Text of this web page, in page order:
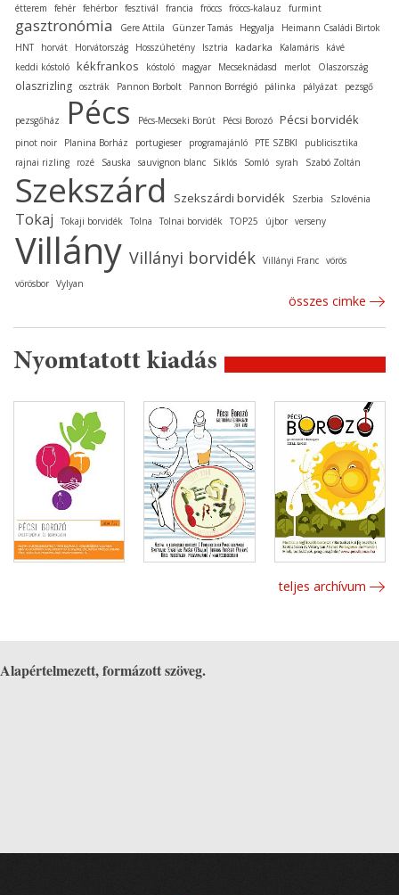
étterem
fehér fehérbor fesztivál francia fröccs fröccs-kalauz furmint
gasztronómia Gere Attila Günzer Tamás Hegyalja
Heimann Családi Birtok
HNT
horvát Horvátország Hosszúhetény Isztria kadarka Kalamáris
kávé
keddi kóstoló kékfrankos kóstoló magyar Mecseknádasd merlot Olaszország
olaszrizling osztrák Pannon Borbolt Pannon Borrégió pálinka pályázat pezsgő
pezsgőház Pécs Pécs-Mecseki Borút Pécsi Borozó Pécsi borvidék
pinot noir Planina Borház portugieser programajánló PTE SZBKI
publicisztika
rajnai rizling
rozé Sauska sauvignon blanc Siklós Somló syrah Szabó Zoltán
Szekszárd Szekszárdi borvidék Szerbia Szlovénia
Tokaj Tokaji borvidék Tolna Tolnai borvidék TOP25 újbor verseny
Villány Villányi borvidék Villányi Franc vörös
vörösbor Vylyan
összes cimke
Nyomtatott kiadás
teljes archívum
Alapértelmezett, formázott szöveg.